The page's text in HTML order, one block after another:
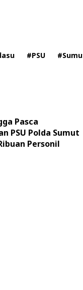
#PSU
Pasca
PSU Polda Sumut
Personil